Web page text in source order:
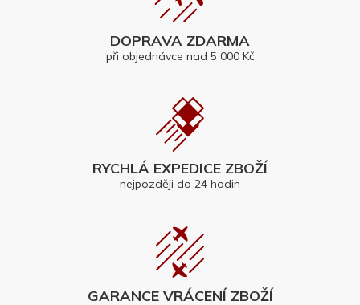
DOPRAVA ZDARMA
při objednávce nad 5 000 Kč
RYCHLÁ EXPEDICE ZBOŽÍ
nejpozději do 24 hodin
GARANCE VRÁCENÍ ZBOŽÍ